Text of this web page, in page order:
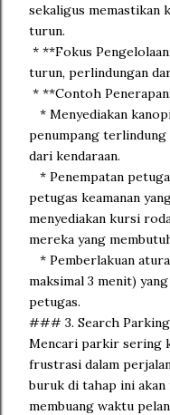
sekaligus memastikan
turun.
* **Fokus
turun, perlindungan
* **Contoh
* Menyediakan
penumpang terlindung
dari kendaraan.
* Penempatan
petugas keamanan
menyediakan kursi
mereka yang
* Pemberlakuan
maksimal 3 menit)
petugas.
### 3. Search
Mencari parkir sering
frustrasi dalam
buruk di tahap ini akan
membuang waktu